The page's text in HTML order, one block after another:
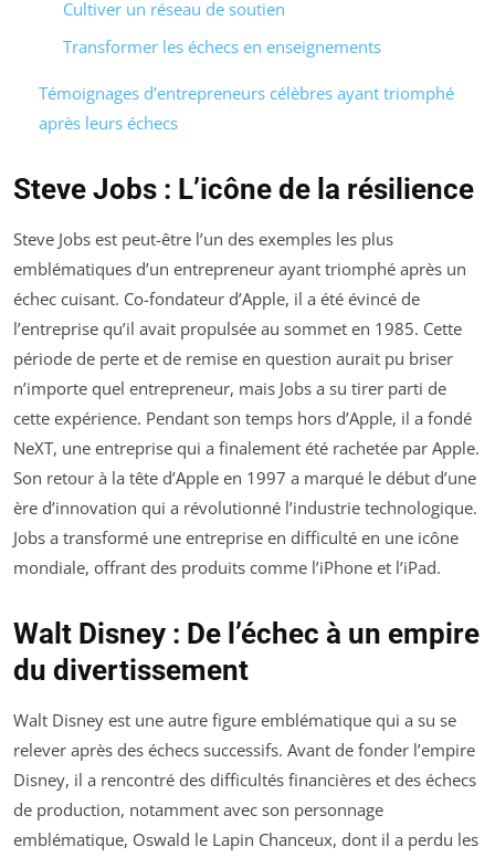
Cultiver un réseau de soutien
Transformer les échecs en enseignements
Témoignages d’entrepreneurs célèbres ayant triomphé
après leurs échecs
Steve Jobs : L’icône de la résilience
Steve Jobs est peut-être l’un des exemples les plus
emblématiques d’un entrepreneur ayant triomphé après un
échec cuisant. Co-fondateur d’Apple, il a été évincé de
l’entreprise qu’il avait propulsée au sommet en 1985. Cette
période de perte et de remise en question aurait pu briser
n’importe quel entrepreneur, mais Jobs a su tirer parti de
cette expérience. Pendant son temps hors d’Apple, il a fondé
NeXT, une entreprise qui a finalement été rachetée par Apple.
Son retour à la tête d’Apple en 1997 a marqué le début d’une
ère d’innovation qui a révolutionné l’industrie technologique.
Jobs a transformé une entreprise en difficulté en une icône
mondiale, offrant des produits comme l’iPhone et l’iPad.
Walt Disney : De l’échec à un empire
du divertissement
Walt Disney est une autre figure emblématique qui a su se
relever après des échecs successifs. Avant de fonder l’empire
Disney, il a rencontré des difficultés financières et des échecs
de production, notamment avec son personnage
emblématique, Oswald le Lapin Chanceux, dont il a perdu les